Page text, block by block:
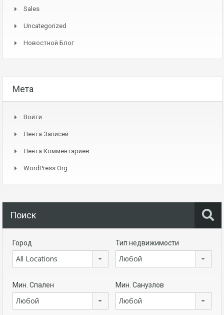
Sales
Uncategorized
Новостной Блог
Мета
Войти
Лента Записей
Лента Комментариев
WordPress.org
Поиск
Город
All Locations
Тип недвижимости
Любой
Мин. Спален
Любой
Мин. Санузлов
Любой